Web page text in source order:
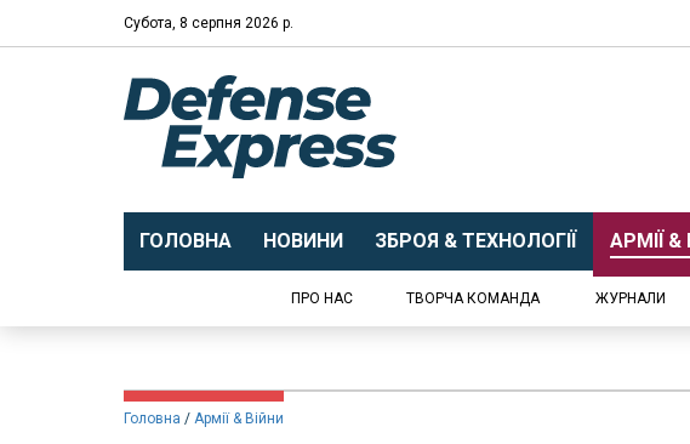
Субота, 8 серпня 2026 р.
ГОЛОВНА НОВИНИ ЗБРОЯ & ТЕХНОЛОГІЇ АРМІЇ &
ПРО НАС ТВОРЧА КОМАНДА ЖУРНАЛИ
Головна Армії & Війни